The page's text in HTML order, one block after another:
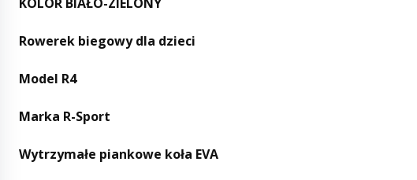
Rowerek biegowy dla dzieci
Model R4
Marka R-Sport
Wytrzymałe piankowe koła EVA